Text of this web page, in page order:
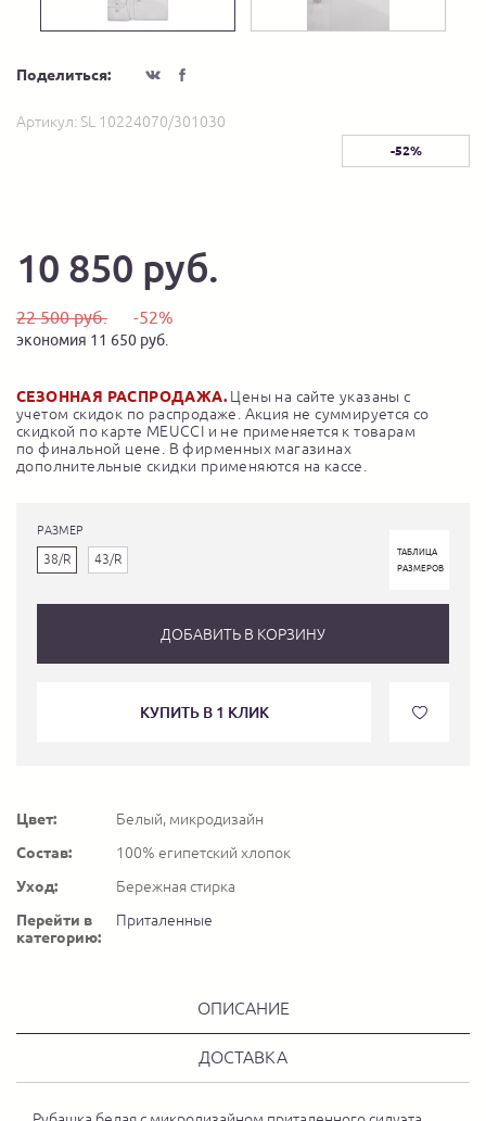
Поделиться:
Артикул: SL 10224070/301030
-52%
10 850 руб.
22 500 руб. -52%
экономия 11 650 руб.
СЕЗОННАЯ РАСПРОДАЖА. Цены на сайте указаны с
учетом скидок по распродаже. Акция не суммируется со
скидкой по карте MEUCCI и не применяется к товарам
по финальной цене. В фирменных магазинах
дополнительные скидки применяются на кассе.
РАЗМЕР
38/R 43/R
ТАБЛИЦА
РАЗМЕРОВ
ДОБАВИТЬ В КОРЗИНУ
КУПИТЬ В 1 КЛИК
Цвет:
Белый, микродизайн
Состав:
100% египетский хлопок
Уход:
Бережная стирка
Перейти в
категорию:
Приталенные
ОПИСАНИЕ
ДОСТАВКА